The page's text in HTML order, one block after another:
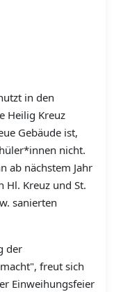
in den
Heilig Kreuz
Gebäude ist,
nicht.
ab nächstem Jahr
Hl. Kreuz und St.
sanierten
der
freut sich
Einweihungsfeier